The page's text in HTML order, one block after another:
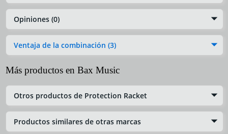
Opiniones (0)
Ventaja de la combinación (3)
Más productos en Bax Music
Otros productos de Protection Racket
Productos similares de otras marcas